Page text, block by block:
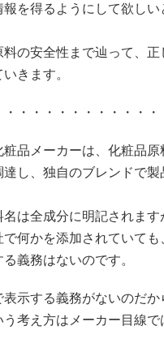
報を得るようにして欲しい
料の安全性まで辿って、正
きます。
・・・・・・・・・・・
粧品メーカーは、化粧品原
達し、独自のブレンドで製
名は全成分に明記されま
で何かを添加されていても
義務はないのです。
表示する義務がないのだか
う考え方はメーカー目線で